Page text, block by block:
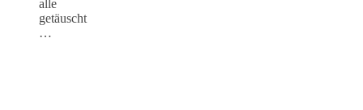
alle
getäuscht
…